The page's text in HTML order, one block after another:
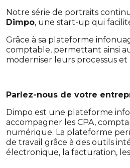
Notre série de portraits
Dimpo, une start-up qui
Grâce à sa plateforme
comptable, permettant ainsi
moderniser leurs processus
Parlez-nous de votre
Dimpo est une plateforme
accompagner les CPA,
numérique. La plateforme
de travail grâce à des outils
électronique, la facturation,